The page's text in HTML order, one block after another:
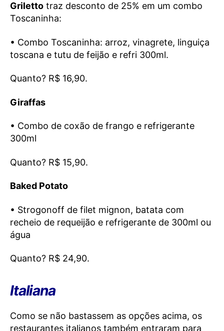
Griletto traz desconto de 25% em um combo
Toscaninha:
• Combo Toscaninha: arroz, vinagrete, linguiça
toscana e tutu de feijão e refri 300ml.
Quanto? R$ 16,90.
Giraffas
• Combo de coxão de frango e refrigerante
300ml
Quanto? R$ 15,90.
Baked Potato
• Strogonoff de filet mignon, batata com
recheio de requeijão e refrigerante de 300ml ou
água
Quanto? R$ 24,90.
Italiana
Como se não bastassem as opções acima, os
restaurantes italianos também entraram para